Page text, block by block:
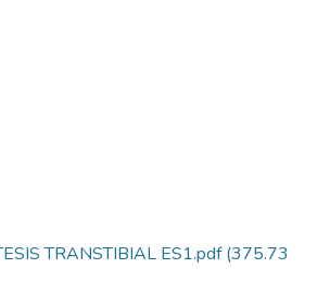
TRANSTIBIAL ES1.pdf(375.73